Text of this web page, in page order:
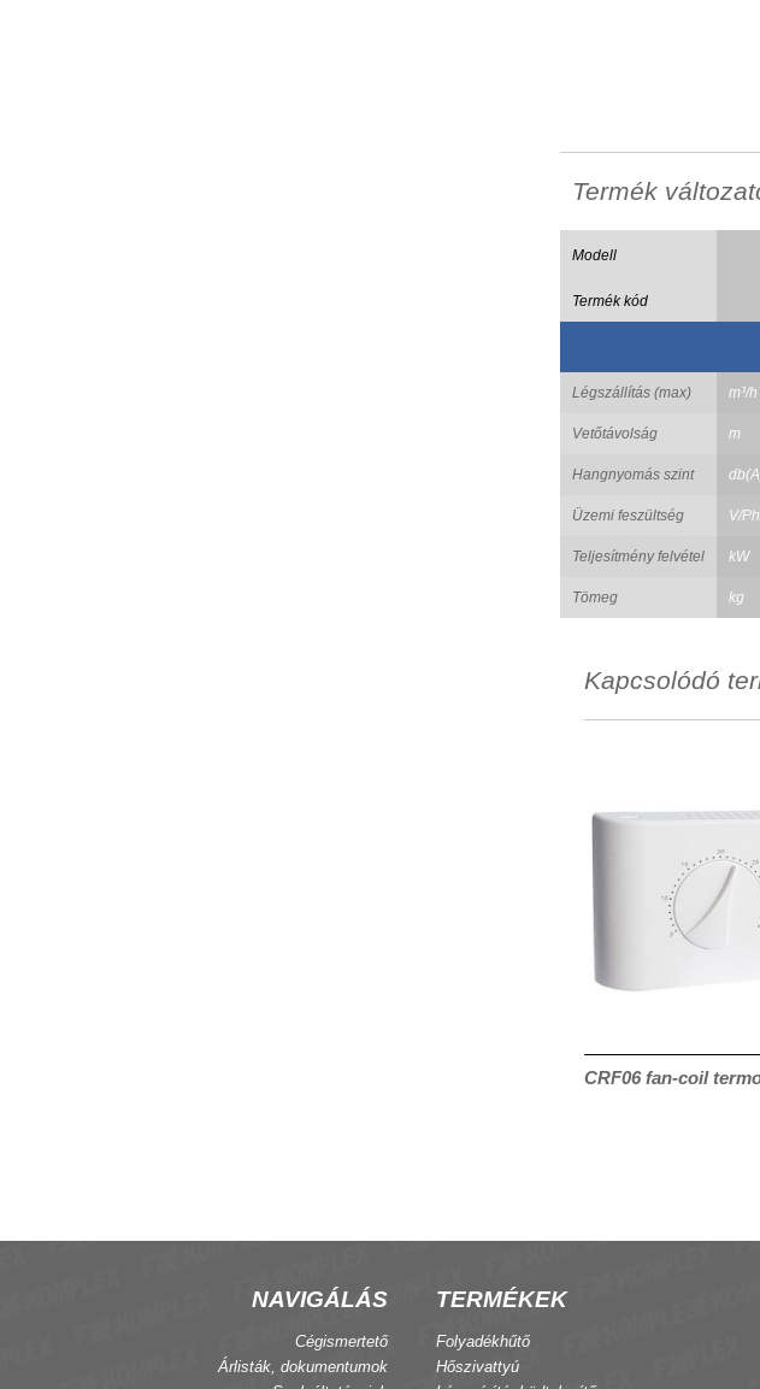
Termék
Modell
Termék kód
Légszállítás (max) m³/h
Vetőtávolság m
Hangnyomás szint
Üzemi feszültség V/
Teljesítmény felvétel kW
Tömeg kg
Kapcsolódó
CRF06 fan-coil
NAVIGÁLÁS
Cégismertető
Árlisták, dokumentumok
TERMÉKEK
Folyadékhűtő
Hőszivattyú